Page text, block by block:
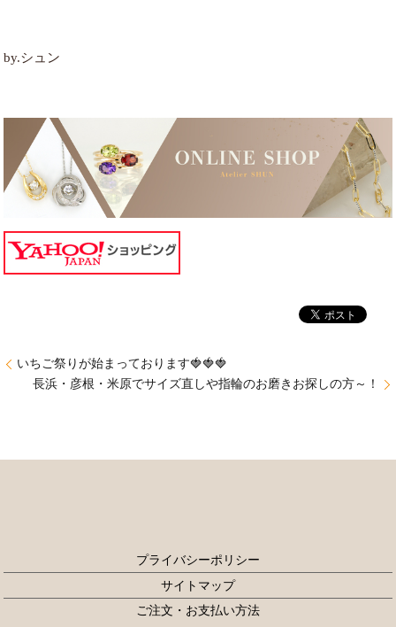
by.シュン
いちご祭りが始まっております🍓🍓🍓
長浜・彦根・米原でサイズ直しや指輪のお磨きお探しの方～！
プライバシーポリシー
サイトマップ
ご注文・お支払い方法